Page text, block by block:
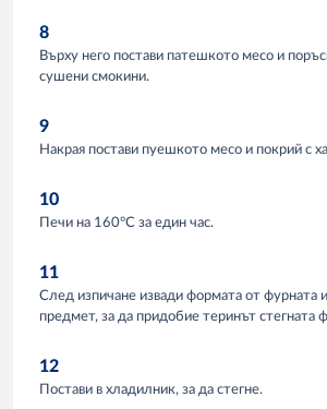
8
Върху него постави патешкото месо и
сушени смокини.
9
Накрая постави пуешкото месо и покрий с
10
Печи на 160°C за един час.
11
След изпичане извади формата от фурната
предмет, за да придобие теринът стегната
12
Постави в хладилник, за да стегне.